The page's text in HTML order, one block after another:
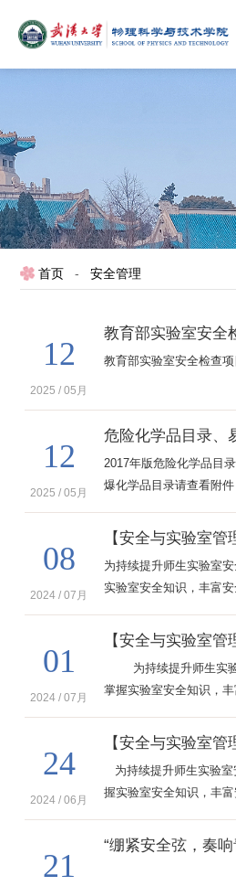
首页 - 安全管理
12
2025 / 05月
教育部实验室安全
教育部实验室安全检查
12
2025 / 05月
2017年版危险化学品目
爆化学品目录请查看附件
08
2024 / 07月
为持续提升师生实验室
实验室安全知识，丰富
期推出基础安全系列的
《泡沫灭火器的使用》
01
2024 / 07月
为持续提升师生实验
掌握实验室安全知识，
啦！本期推出基础安全
《火灾时的逃生与自救
快来一起学习吧！
24
2024 / 06月
为持续提升师生实验
握实验室安全知识，丰
本期推出基础安全系列
21